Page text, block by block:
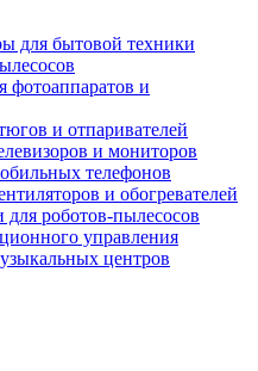
для бытовой техники
фотоаппаратов и
и отпаривателей
и мониторов
телефонов
и обогревателей
для роботов-пылесосов
управления
центров